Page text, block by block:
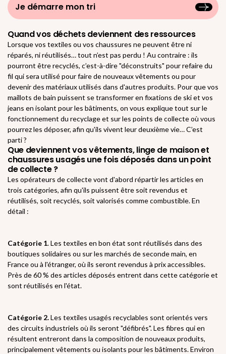
Je démarre mon tri
Quand vos déchets deviennent des ressources
Lorsque vos textiles ou vos chaussures ne peuvent être ni
réparés, ni réutilisés… tout n’est pas perdu ! Au contraire : ils
pourront être recyclés, c’est-à-dire "déconstruits" pour refaire du
fil qui sera utilisé pour faire de nouveaux vêtements ou pour
devenir des matériaux utilisés dans d'autres produits. Pour que vos
maillots de bain puissent se transformer en fixations de ski et vos
jeans en isolant pour les bâtiments, on vous explique tout sur le
fonctionnement du recyclage et sur les points de collecte où vous
pourrez les déposer, afin qu'ils vivent leur deuxième vie… C’est
parti ?
Que deviennent vos vêtements, linge de maison et
chaussures usagés une fois déposés dans un point
de collecte ?
Les opérateurs de collecte vont d'abord répartir les articles en
trois catégories, afin qu'ils puissent être soit revendus et
réutilisés, soit recyclés, soit valorisés comme combustible. En
détail :
Catégorie 1. Les textiles en bon état sont réutilisés dans des
boutiques solidaires ou sur les marchés de seconde main, en
France ou à l'étranger, où ils seront revendus à prix accessibles.
Près de 60 % des articles déposés entrent dans cette catégorie et
sont réutilisés en l'état.
Catégorie 2.Les textiles usagés recyclables sont orientés vers
des circuits industriels où ils seront "défibrés". Les fibres qui en
résultent entreront dans la composition de nouveaux produits,
principalement vêtements ou isolants pour les bâtiments. Environ